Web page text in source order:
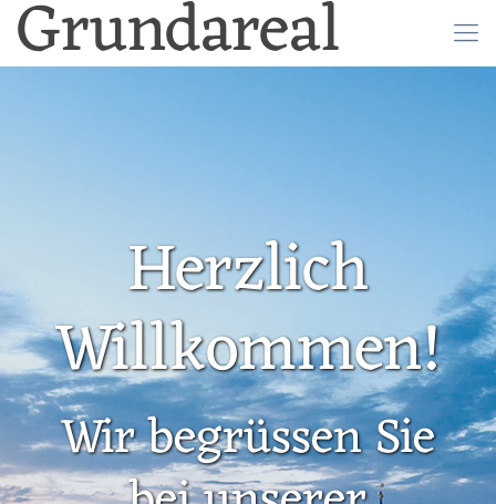
Grundareal
Herzlich
Willkommen!
Wir begrüssen Sie